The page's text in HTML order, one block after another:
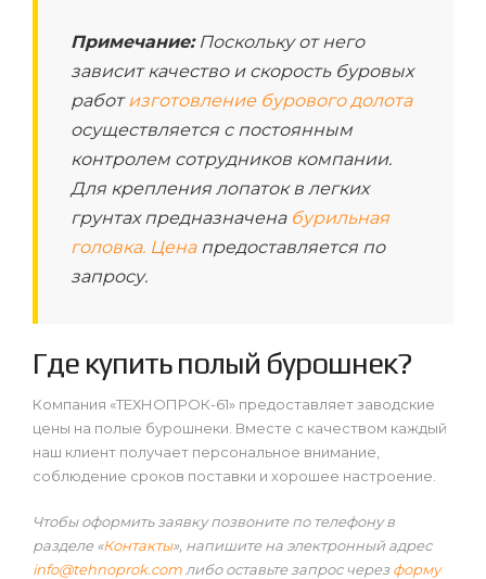
Примечание:Поскольку от него
зависит качество и скорость буровых
работ изготовление бурового долота
осуществляется с постоянным
контролем сотрудников компании.
Для крепления лопаток в легких
грунтах предназначена бурильная
головка. Ценапредоставляется по
запросу.
Где купить полый бурошнек?
Компания «ТЕХНОПРОК-61» предоставляет заводские
цены на полые бурошнеки. Вместе с качеством каждый
наш клиент получает персональное внимание,
соблюдение сроков поставки и хорошее настроение.
Чтобы оформить заявку позвоните по телефону в
разделе «Контакты», напишите на электронный адрес
info@tehnoprok.com либо оставьте запрос черезформу